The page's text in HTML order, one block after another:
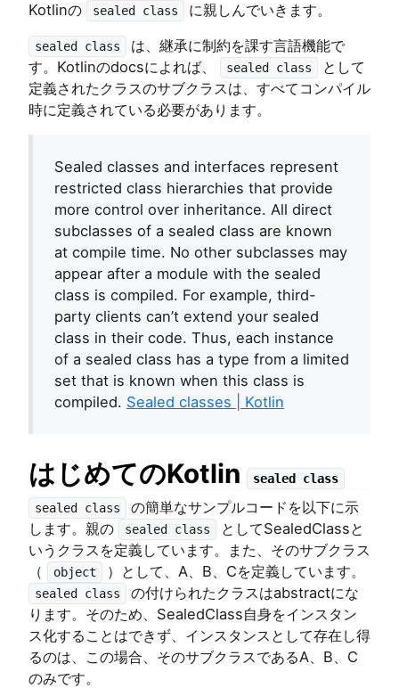
Kotlinの
sealed class に親しんでいきます。
sealed class
は、継承に制約を課す言語機能で
す。Kotlinのdocsによれば、
sealed class
として
定義されたクラスのサブクラスは、すべてコンパイル
時に定義されている必要があります。
Sealed classes and interfaces represent
restricted class hierarchies that provide
more control over inheritance. All direct
subclasses of a sealed class are known
at compile time. No other subclasses may
appear after a module with the sealed
class is compiled. For example, third-
party clients can’t extend your sealed
class in their code. Thus, each instance
of a sealed class has a type from a limited
set that is known when this class is
compiled. Sealed classes | Kotlin
はじめてのKotlin sealed class
sealed class
の簡単なサンプルコードを以下に示
します。親の
sealed class
としてSealedClassと
いうクラスを定義しています。また、そのサブクラス
（
object ）として、A、B、Cを定義しています。
sealed class
の付けられたクラスはabstractにな
ります。そのため、SealedClass自身をインスタン
ス化することはできず、インスタンスとして存在し得
るのは、この場合、そのサブクラスであるA、B、C
のみです。